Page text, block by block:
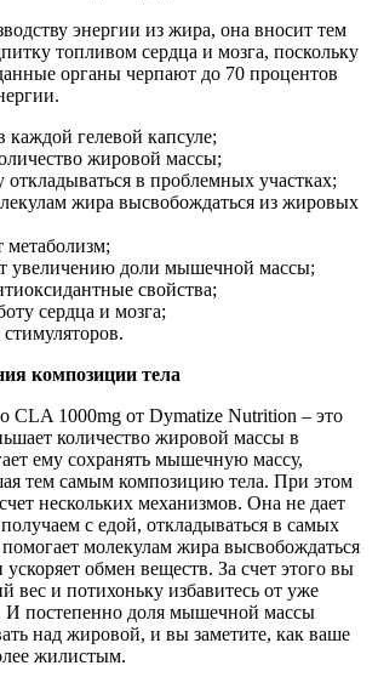
энергии из жира, она вносит тем
топливом сердца и мозга, поскольку
органы черпают до 70 процентов
гелевой капсуле;
жировой массы;
в проблемных участках;
жира высвобождаться из жировых
метаболизм;
увеличению доли мышечной массы;
свойства;
сердца и мозга;
композиции тела
CLA 1000mg от Dymatize Nutrition – это
количество жировой массы в
ему сохранять мышечную массу,
тем самым композицию тела. При этом
нескольких механизмов. Она не дает
с едой, откладываться в самых
молекулам жира высвобождаться
обмен веществ. За счет этого вы
вес и потихоньку избавитесь от уже
постепенно доля мышечной массы
над жировой, и вы заметите, как ваше
жилистым.